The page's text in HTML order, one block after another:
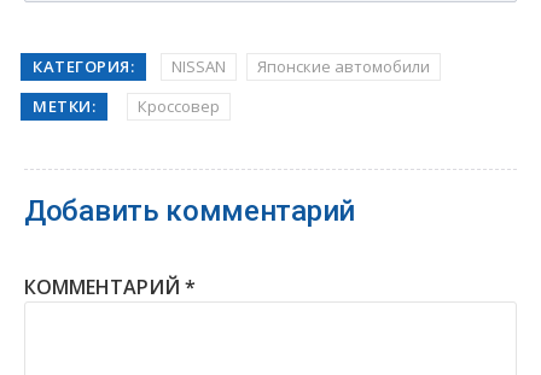
КАТЕГОРИЯ: NISSAN
Японские автомобили
МЕТКИ:
Кроссовер
Добавить комментарий
КОММЕНТАРИЙ *